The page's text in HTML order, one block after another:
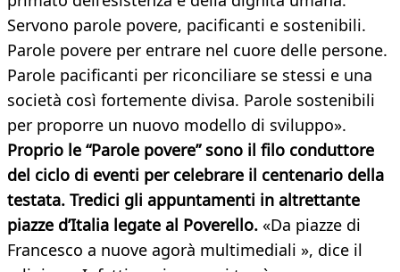
Servono parole povere, pacificanti e sostenibili.
Parole povere per entrare nel cuore delle persone.
Parole pacificanti per riconciliare se stessi e una
società così fortemente divisa. Parole sostenibili
per proporre un nuovo modello di sviluppo».
Proprio le “Parole povere” sono il filo conduttore
del ciclo di eventi per celebrare il centenario della
testata. Tredici gli appuntamenti in altrettante
piazze d’Italia legate al Poverello. «Da piazze di
Francesco a nuove agorà multimediali », dice il